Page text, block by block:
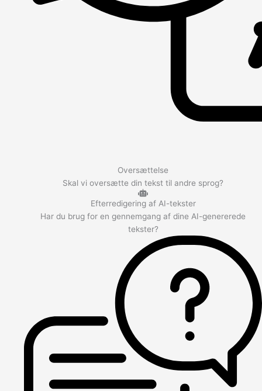
Oversættelse
Skal vi oversætte din tekst til andre sprog?
Efterredigering af AI-tekster
Har du brug for en gennemgang af dine AI-genererede
tekster?